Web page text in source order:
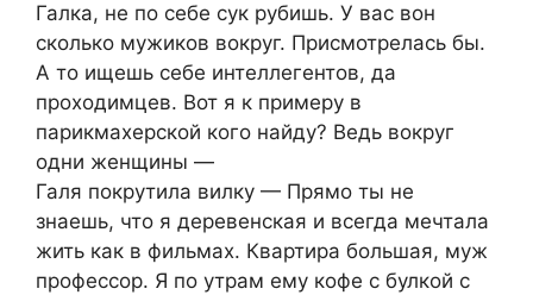
Галка, не по себе сук рубишь. У вас вон
сколько мужиков вокруг. Присмотрелась бы.
А то ищешь себе интеллегентов, да
проходимцев. Вот я к примеру в
парикмахерской кого найду? Ведь вокруг
одни женщины —
Галя покрутила вилку — Прямо ты не
знаешь, что я деревенская и всегда мечтала
жить как в фильмах. Квартира большая, муж
профессор. Я по утрам ему кофе с булкой с